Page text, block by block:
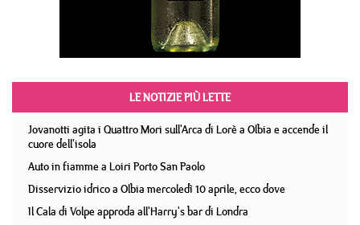
LE NOTIZIE PIÙ LETTE
Jovanotti agita i Quattro Mori sull'Arca di Lorè a Olbia e accende il
cuore dell'isola
Auto in fiamme a Loiri Porto San Paolo
Disservizio idrico a Olbia mercoledì 10 aprile, ecco dove
Il Cala di Volpe approda all'Harry's bar di Londra